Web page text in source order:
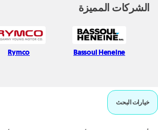
الشركات المميزة
Bassoul Heneine
Rymco
خيارات البحث